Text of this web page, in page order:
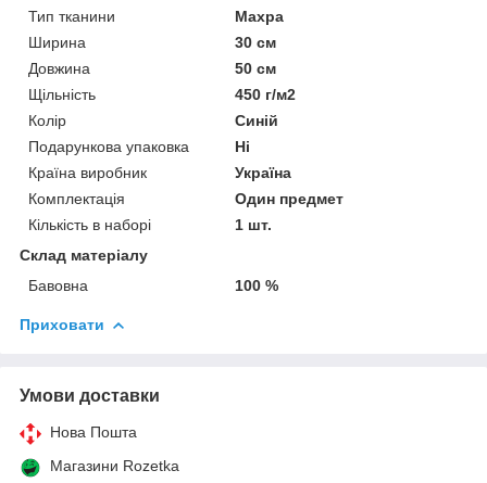
Тип тканини
Махра
Ширина
30 см
Довжина
50 см
Щільність
450 г/м2
Колір
Синій
Подарункова упаковка
Ні
Країна виробник
Україна
Комплектація
Один предмет
Кількість в наборі
1 шт.
Склад матеріалу
Бавовна
100 %
Приховати
Умови доставки
Нова Пошта
Магазини Rozetka